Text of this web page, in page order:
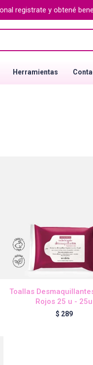
registrate y obtené
Herramientas
Toallas
Rojos 25 u - 25u
$ 289